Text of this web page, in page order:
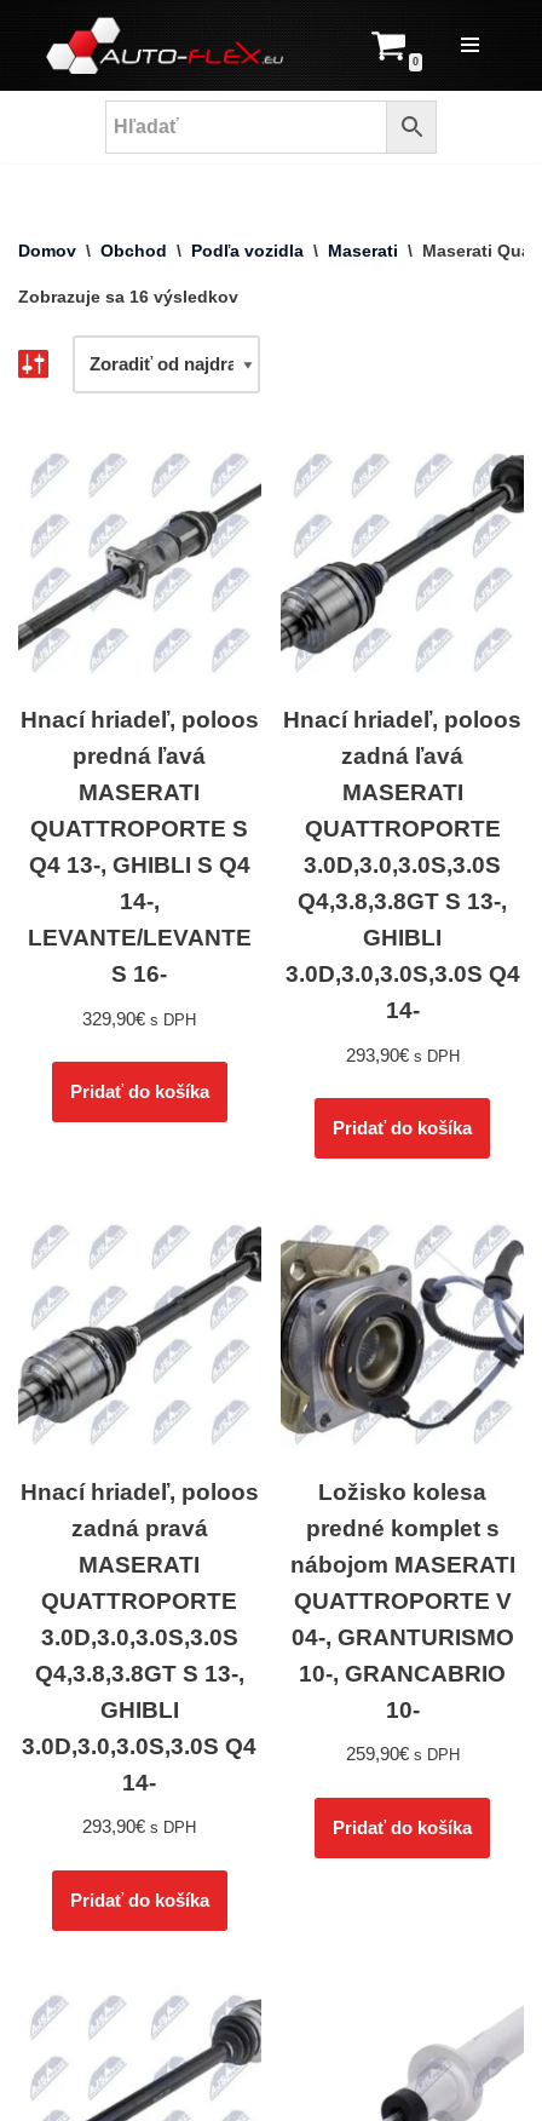
Prejsť
na
0
Domov \ Obchod \ Podľa vozidla \ Maserati \ Maserati
Zobrazuje sa 16 výsledkov
Hnací hriadeľ, poloos
predná ľavá
MASERATI
QUATTROPORTE S
Q4 13-, GHIBLI S Q4
14-,
LEVANTE/LEVANTE
S 16-
329,90€ s DPH
Pridať do košíka
Hnací hriadeľ, poloos
zadná ľavá
MASERATI
QUATTROPORTE
3.0D,3.0,3.0S,3.0S
Q4,3.8,3.8GT S 13-,
GHIBLI
3.0D,3.0,3.0S,3.0S Q4
14-
293,90€ s DPH
Pridať do košíka
Hnací hriadeľ, poloos
zadná pravá
MASERATI
QUATTROPORTE
3.0D,3.0,3.0S,3.0S
Q4,3.8,3.8GT S 13-,
GHIBLI
3.0D,3.0,3.0S,3.0S Q4
14-
293,90€ s DPH
Pridať do košíka
Ložisko kolesa
predné komplet s
nábojom MASERATI
QUATTROPORTE V
04-, GRANTURISMO
10-, GRANCABRIO
10-
259,90€ s DPH
Pridať do košíka